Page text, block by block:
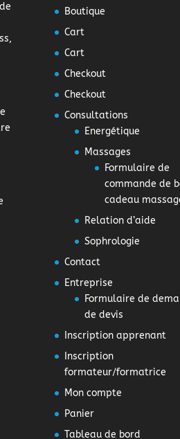
Boutique
Cart
Cart
Checkout
Checkout
Consultations
Energétique
Massages
Formulaire de
commande de
cadeau
Relation d’aide
Sophrologie
Contact
Entreprise
Formulaire de
de devis
Inscription apprenant
Inscription
formateur/formatrice
Mon compte
Panier
Tableau de bord